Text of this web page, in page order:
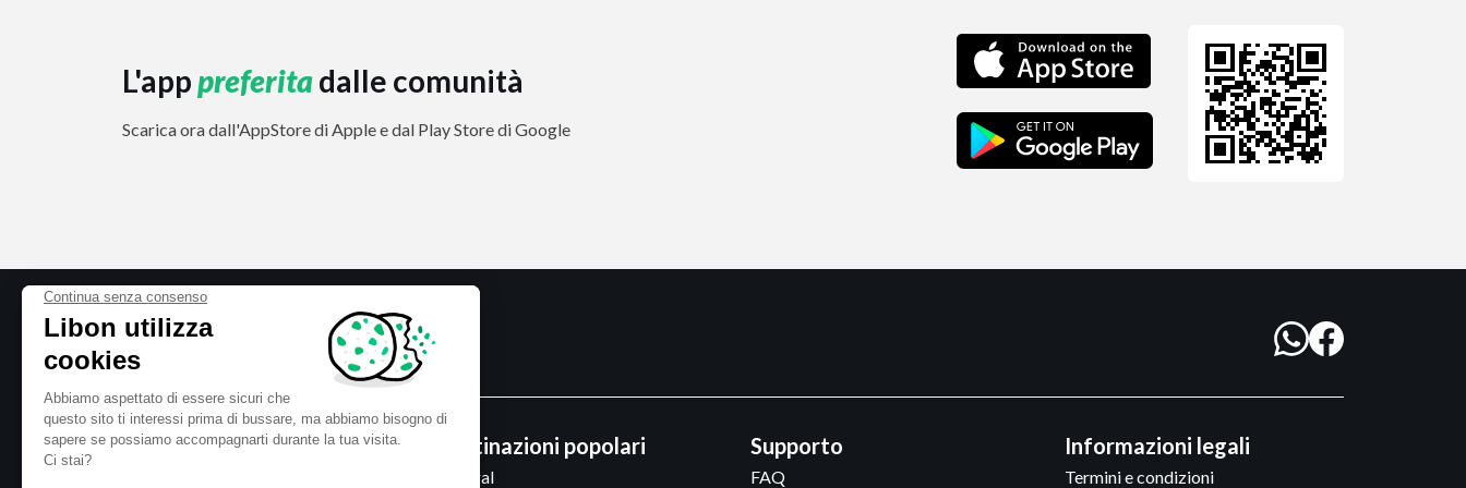
L'apppreferitadalle comunità
Scarica ora dall'AppStore di Apple e dal Play Store di Google
Chi siamo Destinazioni popolari
Senegal
Supporto
FAQ
Informazioni legali
Termini e condizioni